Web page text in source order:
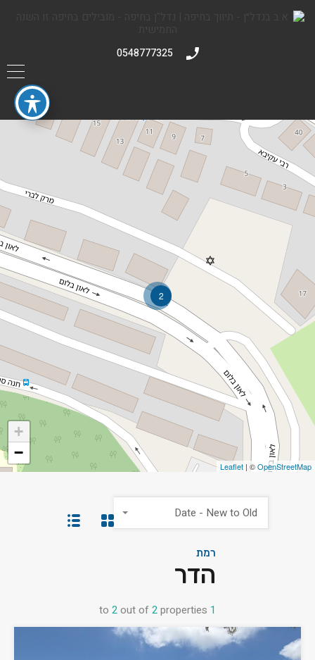
0548777325
2
+
−
Leaflet | ©OpenStreetMap
רמת
הדר
1
to 2out of 2properties
Date - New to Old